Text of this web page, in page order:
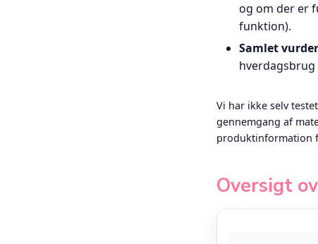
og om der er
funktion).
Samlet
Vi har ikke selv
gennemgang af
produktinformation
Oversigt